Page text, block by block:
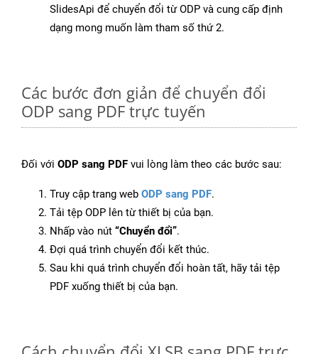
SlidesApi để chuyển đổi từ ODP và cung cấp định
dạng mong muốn làm tham số thứ 2.
Các bước đơn giản để chuyển đổi
ODP sang PDF trực tuyến
Đối với ODP sang PDF vui lòng làm theo các bước sau:
Truy cập trang web ODP sang PDF.
Tải tệp ODP lên từ thiết bị của bạn.
Nhấp vào nút “Chuyển đổi”.
Đợi quá trình chuyển đổi kết thúc.
Sau khi quá trình chuyển đổi hoàn tất, hãy tải tệp
PDF xuống thiết bị của bạn.